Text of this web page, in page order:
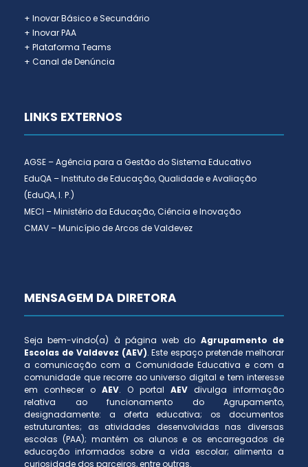
+ Inovar Básico e Secundário
+ Inovar PAA
+ Plataforma Teams
+ Canal de Denúncia
LINKS EXTERNOS
AGSE – Agência para a Gestão do Sistema Educativo
EduQA – Instituto de Educação, Qualidade e Avaliação
(EduQA, I. P.)
MECI – Ministério da Educação, Ciência e Inovação
CMAV – Município de Arcos de Valdevez
MENSAGEM DA DIRETORA
Seja bem-vindo(a) à página web do Agrupamento de
Escolas de Valdevez (AEV). Este espaço pretende melhorar
a comunicação com a Comunidade Educativa e com a
comunidade que recorre ao universo digital e tem interesse
em conhecer o AEV. O portal AEV divulga informação
relativa ao funcionamento do Agrupamento,
designadamente: a oferta educativa; os documentos
estruturantes; as atividades desenvolvidas nas diversas
escolas (PAA); mantém os alunos e os encarregados de
educação informados sobre a vida escolar; alimenta a
curiosidade dos parceiros, entre outras.